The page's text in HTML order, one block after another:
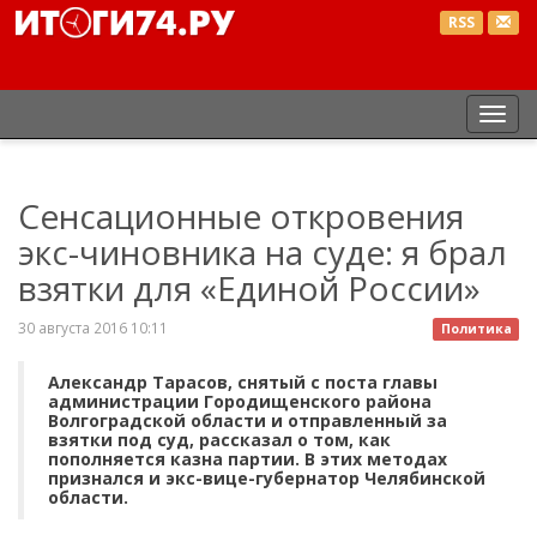
RSS
Сенсационные откровения
экс-чиновника на суде: я брал
взятки для «Единой России»
Политика
30 августа 2016 10:11
Александр Тарасов, снятый с поста главы
администрации Городищенского района
Волгоградской области и отправленный за
взятки под суд, рассказал о том, как
пополняется казна партии. В этих методах
признался и экс-вице-губернатор Челябинской
области.